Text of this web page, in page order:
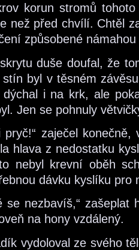
korun stromů
než před chvílí. Chtěl
způsobené
duše doufal, že
byl v těsném
dýchal i na krk, ale
Jen se pohnuly
pryč!“ zaječel
hlava z nedostatku
nebyl krevní oběh
dávku kyslíku pro
se nezbavíš,“
na hony vzdálený.
vydoloval ze svého